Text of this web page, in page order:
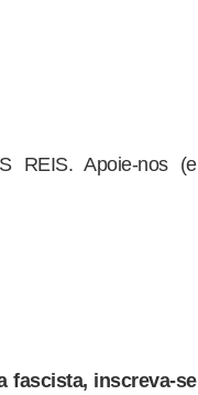
REIS. Apoie-nos (e
fascista, inscreva-se